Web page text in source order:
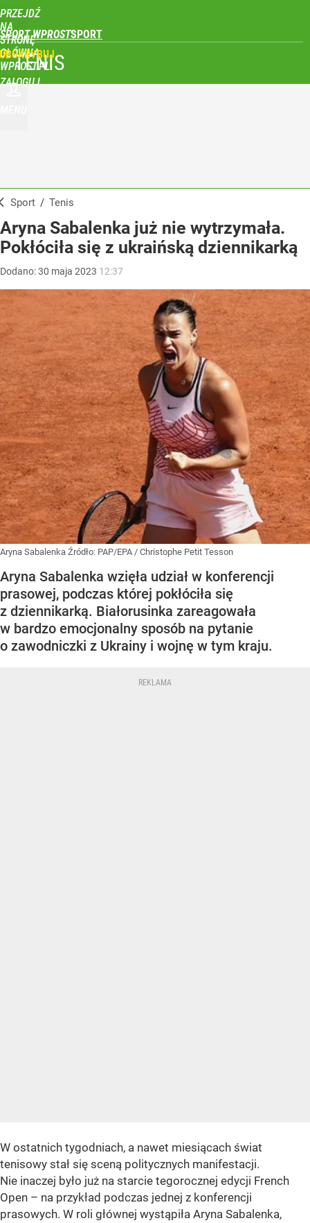
PRZEJDŹ
NA
STRONĘ
GŁÓWNĄ
WPROST.PL
SPORT WPROST
ZALOGUJ
TENIS
Sport / Tenis
Aryna Sabalenka już nie wytrzymała.
Pokłóciła się z ukraińską dziennikarką
Dodano:30 maja 2023 12:37
Aryna Sabalenka Źródło: PAP/EPA / Christophe Petit Tesson
Aryna Sabalenka wzięła udział w konferencji
prasowej, podczas której pokłóciła się
z dziennikarką. Białorusinka zareagowała
w bardzo emocjonalny sposób na pytanie
o zawodniczki z Ukrainy i wojnę w tym kraju.
W ostatnich tygodniach, a nawet miesiącach świat
tenisowy stał się sceną politycznych manifestacji.
Nie inaczej było już na starcie tegorocznej edycji French
Open – na przykład podczas jednej z konferencji
prasowych. W roli głównej wystąpiła Aryna Sabalenka,